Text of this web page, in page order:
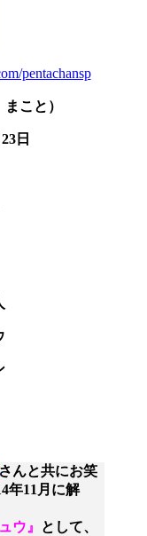
pentachansp
こと）
日
さんと共にお笑
年11月に解
ウ』
として、